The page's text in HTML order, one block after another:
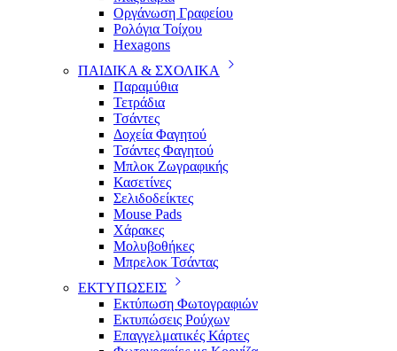
Οργάνωση Γραφείου
Ρολόγια Τοίχου
Hexagons
ΠΑΙΔΙΚΑ & ΣΧΟΛΙΚΑ
Παραμύθια
Τετράδια
Τσάντες
Δοχεία Φαγητού
Τσάντες Φαγητού
Μπλοκ Ζωγραφικής
Κασετίνες
Σελιδοδείκτες
Mouse Pads
Χάρακες
Μολυβοθήκες
Μπρελοκ Τσάντας
ΕΚΤΥΠΩΣΕΙΣ
Εκτύπωση Φωτογραφιών
Εκτυπώσεις Ρούχων
Επαγγελματικές Κάρτες